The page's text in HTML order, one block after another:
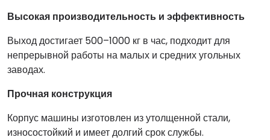
Высокая производительность и эффективность
Выход достигает 500–1000 кг в час, подходит для
непрерывной работы на малых и средних угольных
заводах.
Прочная конструкция
Корпус машины изготовлен из утолщенной стали,
износостойкий и имеет долгий срок службы.